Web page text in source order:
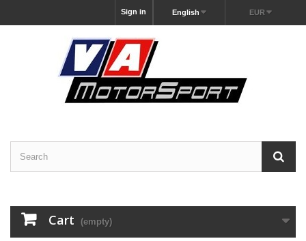
EUR
English
Sign in
Cart (empty)